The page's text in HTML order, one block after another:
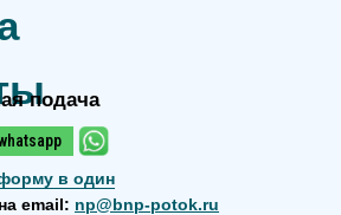
подача
в один
email: np@bnp-potok.ru